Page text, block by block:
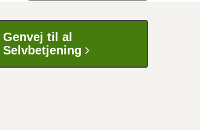
Genvej til al
Selvbetjening